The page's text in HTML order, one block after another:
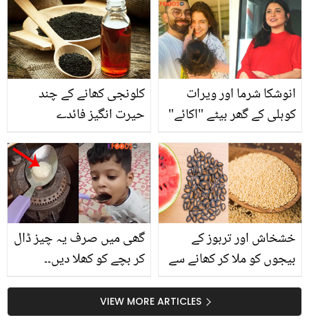
دیکھنے کے بعد آپ کے
رونگٹے کھڑے ہوجائیں گے،
دیکھئے
خریدنے سے اچھا ہے گھر
میں مشین کا تیل 2 چیزوں
سے بنائیں اور مشین کے
مسئلے حل کریں
کلونجی کھانے کے چند
حیرت انگیز فائدے
انوشکا شرما اور ویرات
کوہلی کے گھر بیٹے "اکائے"
نام کا مطلب کیا ہے؟
گھی میں صرف یہ چیز ڈال
کر بچے کو کھلا دیں۔۔
نجات میں مدد کا آسان
نسخہ جسے پورا گھر آزما
خشخاش اور تربوز کے
بیجوں کو ملا کر کھانے سے
تبدیلی آتی ہے؟؟ جان کر
آپ آزمائے بنا رہ نہ پائیں گے
VIEW MORE ARTICLES